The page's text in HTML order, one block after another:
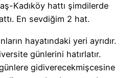
Kadıköy hattı şimdilerde
En sevdiğim 2 hat.
hayatındaki yeri ayrıdır.
günlerini hatırlatır.
gidiverecekmişcesine